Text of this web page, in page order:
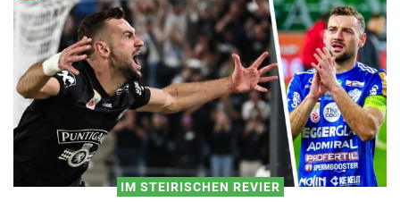
IM STEIRISCHEN REVIER